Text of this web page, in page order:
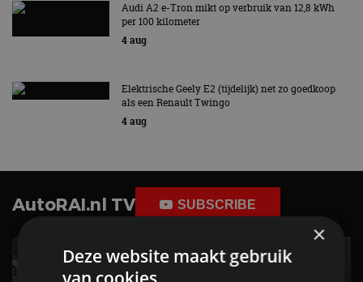
Audi A2 e-Tron mikt op verbruik van 12,8 kWh
per 100 kilometer
4 aug
Elektrische Geely E2 (tijdelijk) net zo goedkoop
als een Renault Twingo
4 aug
AutoRAI.nl TV SUBSCRIBE
×
Deze website maakt gebruik